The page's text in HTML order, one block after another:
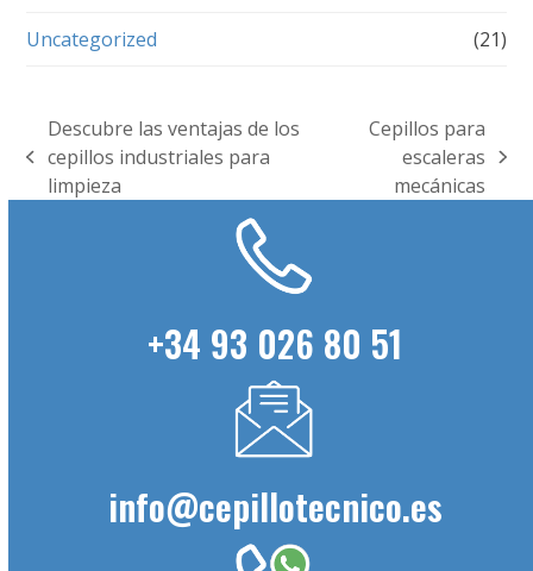
Uncategorized (21)
previous
post:
Descubre las ventajas de los
cepillos industriales para
limpieza
post:
Cepillos para
escaleras
mecánicas
+34 93 026 80 51
info@cepillotecnico.es